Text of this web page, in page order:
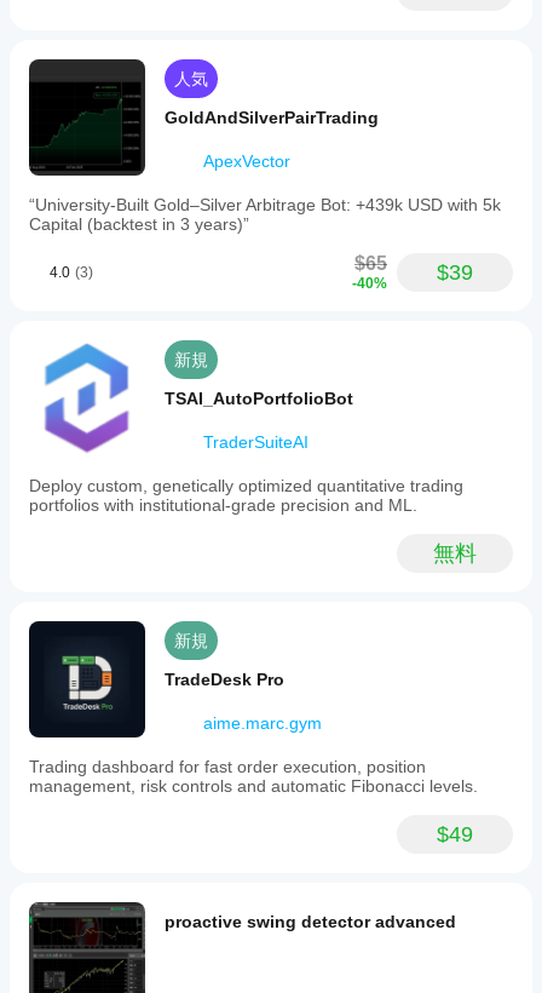
人気
GoldAndSilverPairTrading
ApexVector
“University-Built Gold–Silver Arbitrage Bot: +439k USD with 5k
Capital (backtest in 3 years)”
4.0 (3) $65
-40% $39
新規
TSAI_AutoPortfolioBot
TraderSuiteAI
Deploy custom, genetically optimized quantitative trading
portfolios with institutional-grade precision and ML.
無料
新規
TradeDesk Pro
aime.marc.gym
Trading dashboard for fast order execution, position
management, risk controls and automatic Fibonacci levels.
$49
proactive swing detector advanced